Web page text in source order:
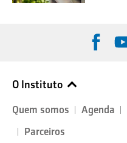
O Instituto
Quem somos Agenda
Parceiros